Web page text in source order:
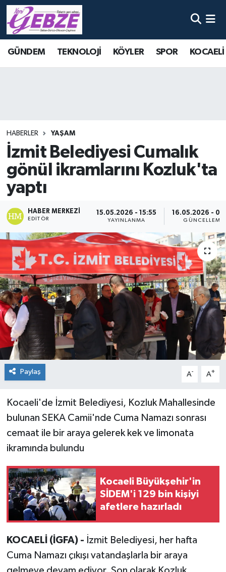
GÜNDEM TEKNOLOJİ KÖYLER SPOR
HABERLER YAŞAM
İzmit Belediyesi Cumalık
gönül ikramlarını Kozluk'ta
yaptı
HABER MERKEZI
EDITÖR
15.05.2026 - 15:55
YAYINLANMA
16.05.2026 -
GÜNCELLEME
Paylaş A- A+
Kocaeli'de İzmit Belediyesi, Kozluk Mahallesinde
bulunan SEKA Camii'nde Cuma Namazı sonrası
cemaat ile bir araya gelerek kek ve limonata
ikramında bulundu
Kocaeli Büyükşehir'in
SİDEM'i 129 bin kişiyi
afetlere hazırladı
KOCAELİ (İGFA) - İzmit Belediyesi, her hafta
Cuma Namazı çıkışı vatandaşlarla bir araya
Nöbetçi Eczaneler
Tüm Manşetler
Son Dakika Haberleri
Haber Arşivi